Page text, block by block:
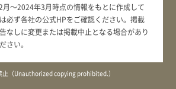
～2024年3月時点の情報をもとに作成して
必ず各社の公式HPをご確認ください。掲載
なしに変更または掲載中止となる場合があり
さい。
止（Unauthorized copying prohibited.）